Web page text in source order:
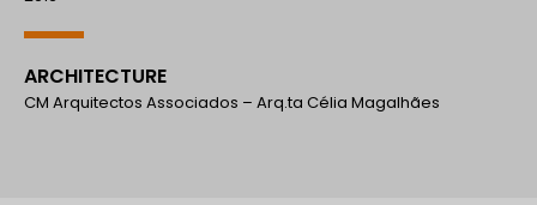
ARCHITECTURE
CM Arquitectos Associados – Arq.ta Célia Magalhães